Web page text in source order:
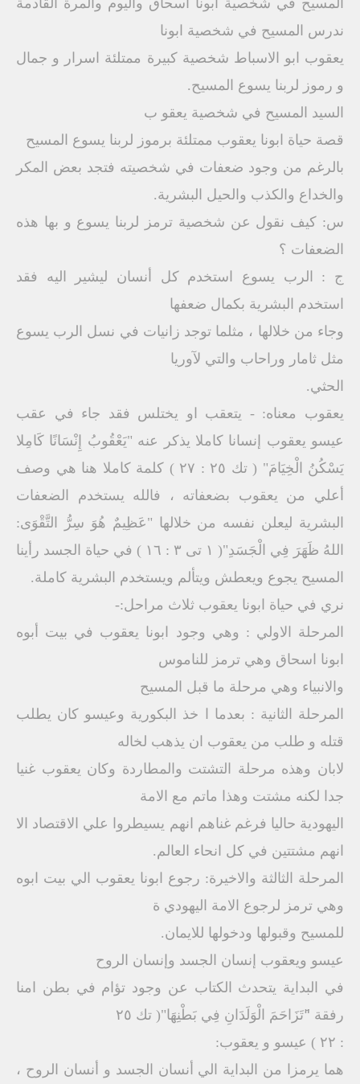
المسيح في شخصية ابونا اسحاق واليوم والمرة القادمة
ندرس المسيح في شخصية ابونا
يعقوب ابو الاسباط شخصية كبيرة ممتلئة اسرار و جمال
و رموز لربنا يسوع المسيح.
السيد المسيح في شخصية يعقو ب
قصة حياة ابونا يعقوب ممتلئة برموز لربنا يسوع المسيح
بالرغم من وجود ضعفات في شخصيته فتجد بعض المكر
والخداع والكذب والحيل البشرية.
س: كيف نقول عن شخصية ترمز لربنا يسوع و بها هذه
الضعفات ؟
ج : الرب يسوع استخدم كل أنسان ليشير اليه فقد
استخدم البشرية بكمال ضعفها
وجاء من خلالها ، مثلما توجد زانيات في نسل الرب يسوع
مثل ثامار وراحاب والتي لآوريا
الحثي.
يعقوب معناه: - يتعقب او يختلس فقد جاء في عقب
عيسو يعقوب إنسانا كاملا يذكر عنه "يَعْقُوبُ إِنْسَانًا كَامِلا
يَسْكُنُ الْخِيَامَ" ( تك ٢٥ : ٢٧ ) كلمة كاملا هنا هي وصف
أعلي من يعقوب بضعفاته ، فالله يستخدم الضعفات
البشرية ليعلن نفسه من خلالها "عَظِيمٌ هُوَ سِرُّ التَّقْوَى:
اللهُ ظَهَرَ فِي الْجَسَدِ"( ١ تى ٣ : ١٦ ) في حياة الجسد رأينا
المسيح يجوع ويعطش ويتألم ويستخدم البشرية كاملة.
نري في حياة ابونا يعقوب ثلاث مراحل:-
المرحلة الاولي : وهي وجود ابونا يعقوب في بيت أبوه
ابونا اسحاق وهي ترمز للناموس
والانبياء وهي مرحلة ما قبل المسيح
المرحلة الثانية : بعدما ا خذ البكورية وعيسو كان يطلب
قتله و طلب من يعقوب ان يذهب لخاله
لابان وهذه مرحلة التشتت والمطاردة وكان يعقوب غنيا
جدا لكنه مشتت وهذا ماتم مع الامة
اليهودية حاليا فرغم غناهم انهم يسيطروا علي الاقتصاد الا
انهم مشتتين في كل انحاء العالم.
المرحلة الثالثة والاخيرة: رجوع ابونا يعقوب الي بيت ابوه
وهي ترمز لرجوع الامة اليهودي ة
للمسيح وقبولها ودخولها للايمان.
عيسو ويعقوب إنسان الجسد وإنسان الروح
في البداية يتحدث الكتاب عن وجود تؤام في بطن امنا
رفقة "َتَزَاحَمَ الْوَلَدَانِ فِي بَطْنِهَا"( تك ٢٥
: ٢٢ ) عيسو و يعقوب:
هما يرمزا من البداية الي أنسان الجسد و أنسان الروح ،